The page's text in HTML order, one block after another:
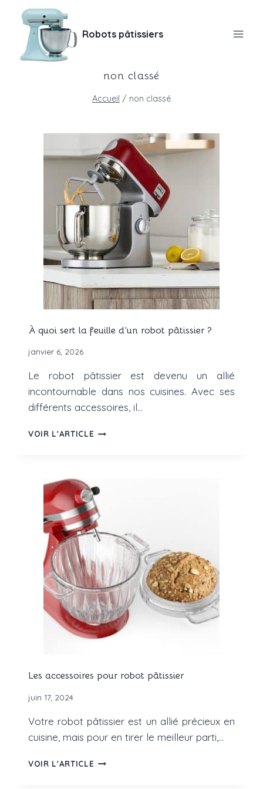
contenu
Robots pâtissiers
non classé
Accueil / non classé
À quoi sert la feuille d’un robot pâtissier ?
janvier 6, 2026
Le robot pâtissier est devenu un allié
incontournable dans nos cuisines. Avec ses
différents accessoires, il…
VOIR L'ARTICLE À
D’UN
ROBOT
PÂTISSIER
?
Les accessoires pour robot pâtissier
juin 17, 2024
Votre robot pâtissier est un allié précieux en
cuisine, mais pour en tirer le meilleur parti,…
VOIR L'ARTICLE LES